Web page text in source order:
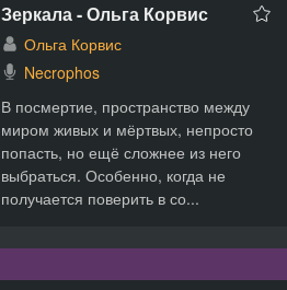
Зеркала - Ольга Корвис
Ольга Корвис
Necrophos
В посмертие, пространство между
миром живых и мёртвых, непросто
попасть, но ещё сложнее из него
выбраться. Особенно, когда не
получается поверить в со...